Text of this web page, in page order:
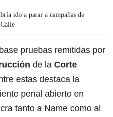
ido a parar a campañas de
pruebas remitidas por
de la Corte
estas destaca la
penal abierto en
tanto a Name como al